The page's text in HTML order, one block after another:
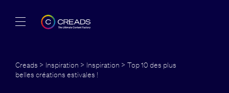
Offres
Creads > Inspiration > Inspiration > Top 10 des plus
belles créations estivales !